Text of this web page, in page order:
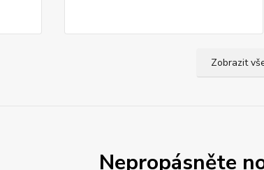
Zobrazit
Nepropásněte